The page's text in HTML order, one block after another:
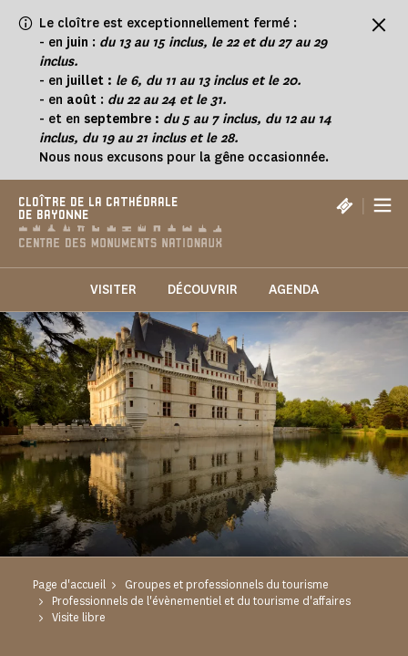
Le cloître est exceptionnellement fermé :
- en juin : du 13 au 15 inclus, le 22 et du 27 au 29
inclus.
- en juillet : le 6, du 11 au 13 inclus et le 20.
- en août : du 22 au 24 et le 31.
- et en septembre : du 5 au 7 inclus, du 12 au 14
inclus, du 19 au 21 inclus et le 28.
Nous nous excusons pour la gêne occasionnée.
CLOÎTRE DE LA CATHÉDRALE
DE BAYONNE
|
VISITER DÉCOUVRIR AGENDA
Page d'accueil
Groupes et professionnels du tourisme
Professionnels de l'évènementiel et du tourisme d'affaires
Visite libre